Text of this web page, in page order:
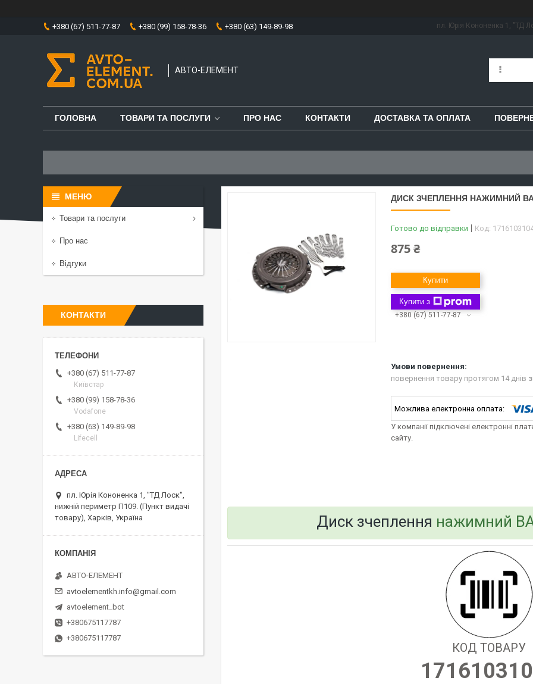
+380 (67) 511-77-87 +380 (99) 158-78-36 +380 (63) 149-89-98 пл. Юрія Кононенка 1, "ТД
АВТО-ЕЛЕМЕНТ
ГОЛОВНА ТОВАРИ ТА ПОСЛУГИ ПРО НАС КОНТАКТИ ДОСТАВКА ТА ОПЛАТА
ДИСК ЗЧЕПЛЕННЯ НАЖИМНИЙ ВАЗ
Готово до відправки Код:
875 ₴
Купити
Купити з
+380 (67) 511-77-87
повернення товару протягом 14 днів
У компанії підключені електронні
сайту.
Диск зчеплення нажимний
КОД ТОВАРУ
Товари та послуги
Про нас
Відгуки
КОНТАКТИ
+380 (67) 511-77-87
Київстар
+380 (99) 158-78-36
Vodafone
+380 (63) 149-89-98
Lifecell
пл. Юрія Кононенка 1, "ТД Лоск",
нижній периметр П109. (Пункт видачі
товару), Харків, Україна
АВТО-ЕЛЕМЕНТ
avtoelementkh.info@gmail.com
avtoelement_bot
+380675117787
+380675117787